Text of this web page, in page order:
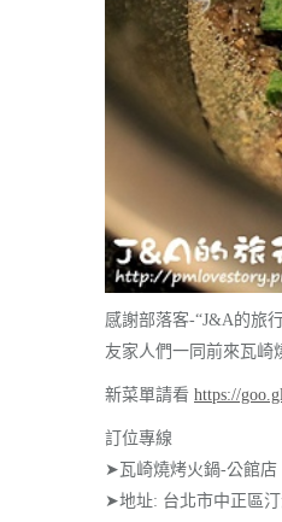
感謝部落客-“J&A的旅
友家人們一同前來瓦崎
新菜單請看 https://
訂位專線
➤瓦崎燒烤火鍋-公館店
➤地址: 台北市中正區